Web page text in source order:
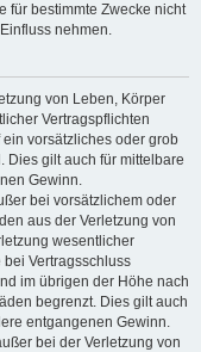
für bestimmte Zwecke nicht
nehmen.
von Leben, Körper
Vertragspflichten
vorsätzliches oder grob
Dies gilt auch für mittelbare
Gewinn.
bei vorsätzlichem oder
aus der Verletzung von
wesentlicher
Vertragsschluss
im übrigen der Höhe nach
begrenzt. Dies gilt auch
entgangenen Gewinn.
bei der Verletzung von